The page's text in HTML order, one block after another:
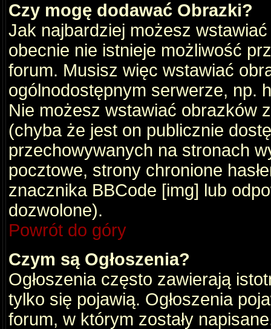
Czy mogę dodawać Obrazki?
Jak najbardziej możesz
obecnie nie istnieje możliwość
forum. Musisz więc wstawiać
ogólnodostępnym serwerze, np.
Nie możesz wstawiać obrazków
(chyba że jest on publicznie
przechowywanych na stronach
pocztowe, strony chronione
znacznika BBCode [img] lub
dozwolone).
Powrót do góry
Czym są Ogłoszenia?
Ogłoszenia często zawierają
tylko się pojawią. Ogłoszenia
forum, w którym zostały